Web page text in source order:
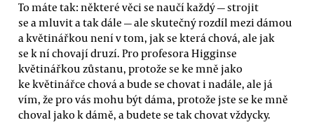
To máte tak: některé věci se naučí každý — strojit
se a mluvit a tak dále — ale skutečný rozdíl mezi dámou
a květinářkou není v tom, jak se která chová, ale jak
se k ní chovají druzí. Pro profesora Higginse
květinářkou zůstanu, protože se ke mně jako
ke květinářce chová a bude se chovat i nadále, ale já
vím, že pro vás mohu být dáma, protože jste se ke mně
choval jako k dámě, a budete se tak chovat vždycky.